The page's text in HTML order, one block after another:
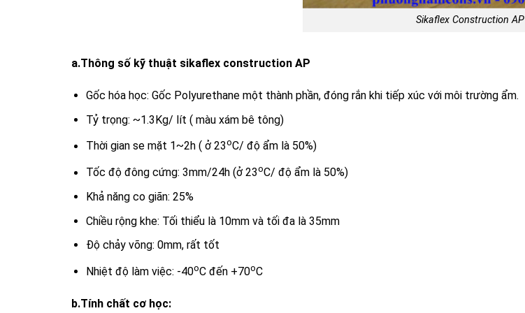
Sikaflex Construction AP
a.Thông số kỹ thuật sikaflex construction AP
Gốc hóa học: Gốc Polyurethane một thành phần, đóng rắn khi tiếp xúc với môi trường ẩm.
Tỷ trọng: ~1.3Kg/ lít ( màu xám bê tông)
Thời gian se mặt 1~2h ( ở 23oC/ độ ẩm là 50%)
Tốc độ đông cứng: 3mm/24h (ở 23oC/ độ ẩm là 50%)
Khả năng co giãn: 25%
Chiều rộng khe: Tối thiểu là 10mm và tối đa là 35mm
Độ chảy võng: 0mm, rất tốt
Nhiệt độ làm việc: -40oC đến +70oC
b.Tính chất cơ học: